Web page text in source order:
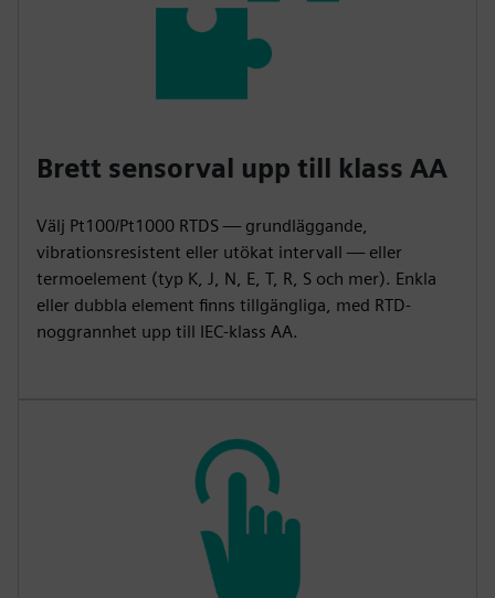
Brett sensorval upp till klass AA
Välj Pt100/Pt1000 RTDS — grundläggande,
vibrationsresistent eller utökat intervall — eller
termoelement (typ K, J, N, E, T, R, S och mer). Enkla
eller dubbla element finns tillgängliga, med RTD-
noggrannhet upp till IEC-klass AA.